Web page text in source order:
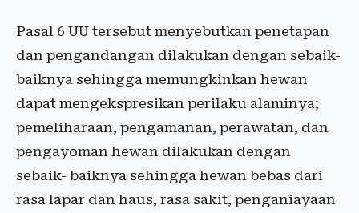
Pasal 6 UU tersebut menyebutkan penetapan
dan pengandangan dilakukan dengan sebaik-
baiknya sehingga memungkinkan hewan
dapat mengekspresikan perilaku alaminya;
pemeliharaan, pengamanan, perawatan, dan
pengayoman hewan dilakukan dengan
sebaik- baiknya sehingga hewan bebas dari
rasa lapar dan haus, rasa sakit, penganiayaan